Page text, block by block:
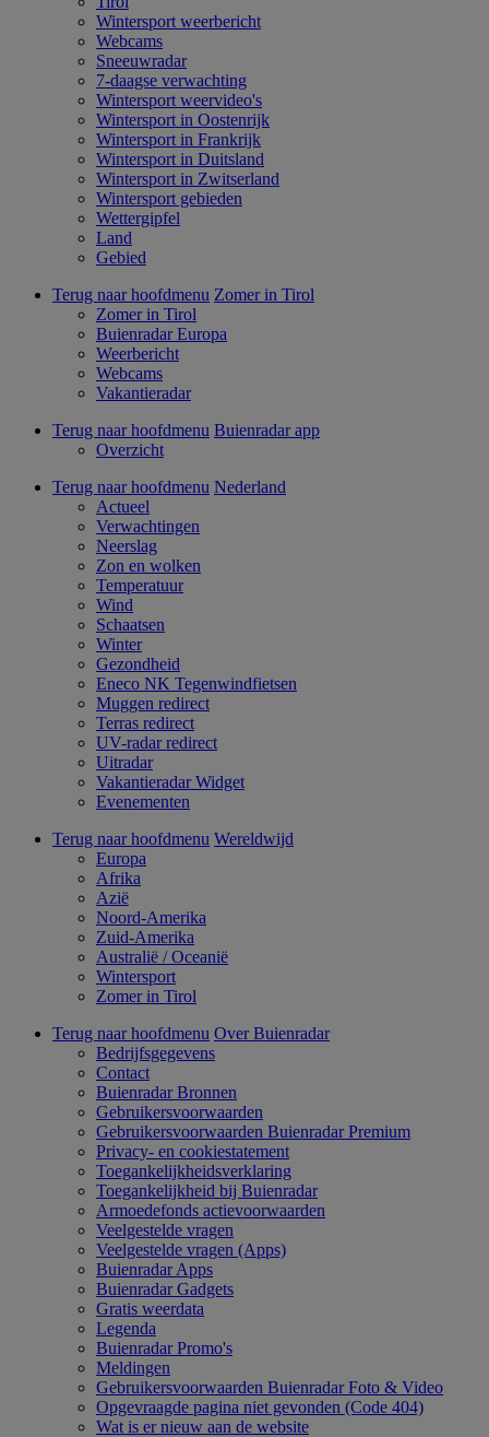
Wintersport weerbericht
Webcams
Sneeuwradar
7-daagse verwachting
Wintersport weervideo's
Wintersport in Oostenrijk
Wintersport in Frankrijk
Wintersport in Duitsland
Wintersport in Zwitserland
Wintersport gebieden
Wettergipfel
Land
Gebied
Terug naar hoofdmenu Zomer in Tirol
Zomer in Tirol
Buienradar Europa
Weerbericht
Webcams
Vakantieradar
Terug naar hoofdmenu Buienradar app
Overzicht
Terug naar hoofdmenu Nederland
Actueel
Verwachtingen
Neerslag
Zon en wolken
Temperatuur
Wind
Schaatsen
Winter
Gezondheid
Eneco NK Tegenwindfietsen
Muggen redirect
Terras redirect
UV-radar redirect
Uitradar
Vakantieradar Widget
Evenementen
Terug naar hoofdmenu Wereldwijd
Europa
Afrika
Azië
Noord-Amerika
Zuid-Amerika
Australië / Oceanië
Wintersport
Zomer in Tirol
Terug naar hoofdmenu Over Buienradar
Bedrijfsgegevens
Contact
Buienradar Bronnen
Gebruikersvoorwaarden
Gebruikersvoorwaarden Buienradar Premium
Privacy- en cookiestatement
Toegankelijkheidsverklaring
Toegankelijkheid bij Buienradar
Armoedefonds actievoorwaarden
Veelgestelde vragen
Veelgestelde vragen (Apps)
Buienradar Apps
Buienradar Gadgets
Gratis weerdata
Legenda
Buienradar Promo's
Meldingen
Gebruikersvoorwaarden Buienradar Foto & Video
Opgevraagde pagina niet gevonden (Code 404)
Wat is er nieuw aan de website